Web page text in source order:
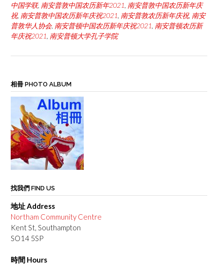
中国学联, 南安普敦中国农历新年2021 南安普敦中国农历新年庆
祝, 南安普敦中国农历新年庆祝2021 南安普敦农历新年庆祝, 南安
普敦华人协会, 南安普顿中国农历新年庆祝2021 南安普顿农历新
年庆祝2021 南安普顿大学孔子学院
相冊 PHOTO ALBUM
找我們 FIND US
地址 Address
Northam Community Centre
Kent St, Southampton
SO14 5SP
時間 Hours